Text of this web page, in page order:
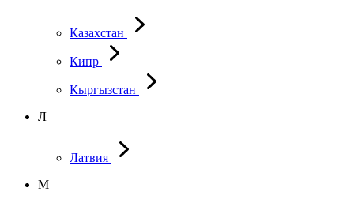
Казахстан
Кипр
Кыргызстан
Л
Латвия
М